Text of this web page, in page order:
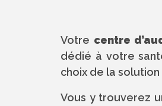
Votre centre
dédié à votre
choix de la
Vous y trouverez